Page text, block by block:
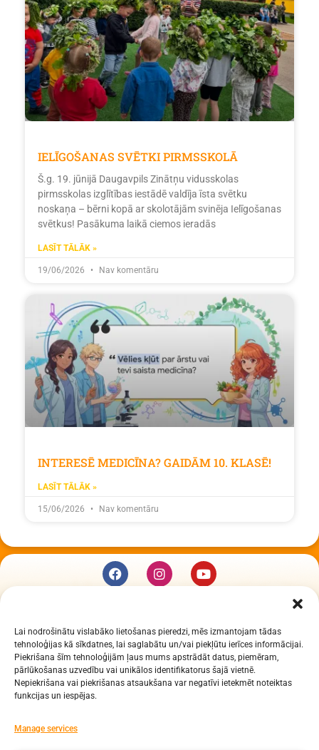
Lai nodrošinātu vislabāko lietošanas pieredzi, mēs izmantojam tādas
tehnoloģijas kā sīkdatnes, lai saglabātu un/vai piekļūtu ierīces informācijai.
Piekrišana šīm tehnoloģijām ļaus mums apstrādāt datus, piemēram,
pārlūkošanas uzvedību vai unikālos identifikatorus šajā vietnē.
Nepiekrišana vai piekrišanas atsaukšana var negatīvi ietekmēt noteiktas
funkcijas un iespējas.
Manage services
IELĪGOŠANAS SVĒTKI PIRMSSKOLĀ
Š.g. 19. jūnijā Daugavpils Zinātņu vidusskolas
pirmsskolas izglītības iestādē valdīja īsta svētku
noskaņa – bērni kopā ar skolotājām svinēja Ielīgošanas
svētkus! Pasākuma laikā ciemos ieradās
LASĪT TĀLĀK »
19/06/2026 Nav komentāru
INTERESĒ MEDICĪNA? GAIDĀM 10. KLASĒ!
LASĪT TĀLĀK »
15/06/2026 Nav komentāru
Daugavpils Zinātņu vidusskola
Raiņa iela 30, Daugavpils, LV-5401
Reģ. Nr. 2713903513 (IZM)
Daugavpils valstspilsētas pašvaldība 90000077325